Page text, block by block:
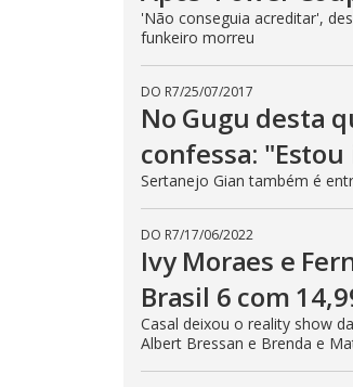
'Não conseguia acreditar',
funkeiro morreu
DO R7/25/07/2017
No Gugu desta
confessa:
Sertanejo Gian também é
DO R7/17/06/2022
Ivy Moraes e
Brasil 6 com
Casal deixou o reality show
Albert Bressan e Brenda e